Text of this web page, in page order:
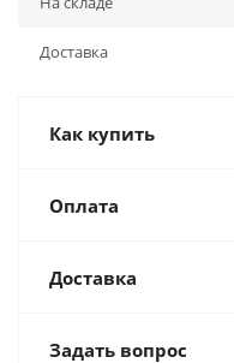
Доставка
Как купить
Оплата
Доставка
Задать вопрос